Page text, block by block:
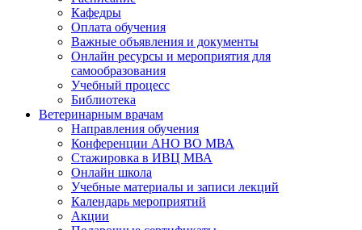
Кафедры
Оплата обучения
Важные объявления и документы
Онлайн ресурсы и мероприятия для
самообразования
Учебный процесс
Библиотека
Ветеринарным врачам
Направления обучения
Конференции АНО ВО МВА
Стажировка в ИВЦ МВА
Онлайн школа
Учебные материалы и записи лекций
Календарь мероприятий
Акции